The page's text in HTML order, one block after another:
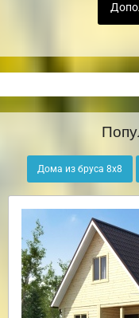
Дома из бруса 8х8